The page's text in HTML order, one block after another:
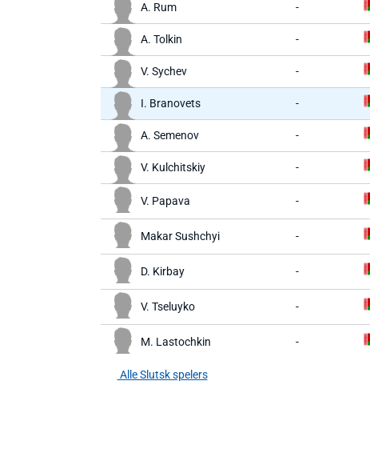
A. Rum -
A. Tolkin -
V. Sychev -
I. Branovets -
A. Semenov -
V. Kulchitskiy -
V. Papava -
Makar Sushchyi -
D. Kirbay -
V. Tseluyko -
M. Lastochkin -
Alle Slutsk spelers